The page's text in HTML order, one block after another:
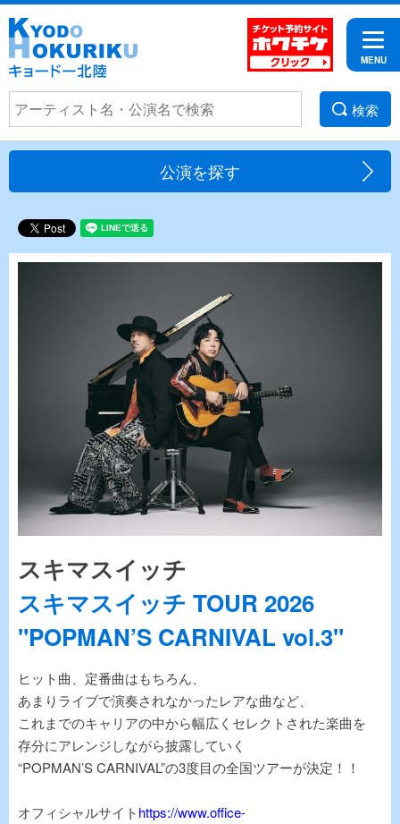
検索
公演を探す
スキマスイッチ
スキマスイッチ TOUR 2026
"POPMAN’S CARNIVAL vol.3"
ヒット曲、定番曲はもちろん、
あまりライブで演奏されなかったレアな曲など、
これまでのキャリアの中から幅広くセレクトされた楽曲を
存分にアレンジしながら披露していく
“POPMAN’S CARNIVAL”の3度目の全国ツアーが決定！！
オフィシャルサイトhttps://www.office-